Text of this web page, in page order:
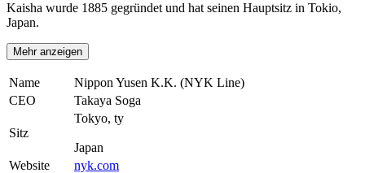
Kaisha wurde 1885 gegründet und hat seinen Hauptsitz in Tokio,
Japan.
Mehr anzeigen
Name
Nippon Yusen K.K. (NYK Line)
CEO
Takaya Soga
Sitz
Tokyo, ty
Japan
Website
nyk.com